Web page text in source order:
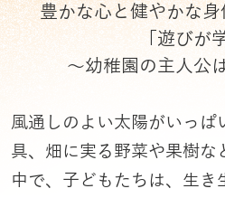
豊かな心と健やかな
「遊びが
～幼稚園の主人公
風通しのよい太陽がいっぱ
具、畑に実る野菜や果樹な
中で、子どもたちは、生き